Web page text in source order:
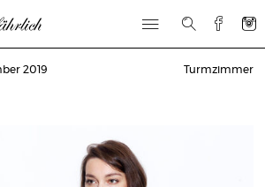
2019
Turmzimmer